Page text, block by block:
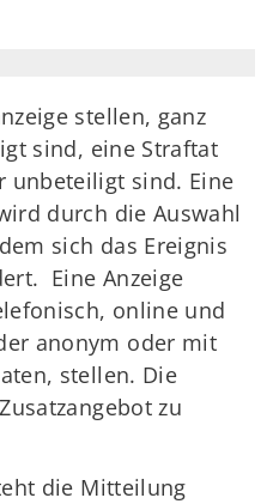
stellen, ganz
sind, eine Straftat
unbeteiligt sind. Eine
durch die Auswahl
sich das Ereignis
Eine Anzeige
online und
anonym oder mit
stellen. Die
zu
die Mitteilung